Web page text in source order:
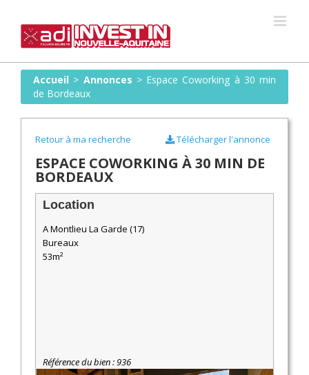
content
Accueil > Annonces > Espace Coworking à 30 min
de Bordeaux
Retour à ma recherche
ESPACE COWORKING À 30 MIN DE
BORDEAUX
Télécharger l'annonce
Location
A Montlieu La Garde (17)
Bureaux
53m²
Référence du bien : 936